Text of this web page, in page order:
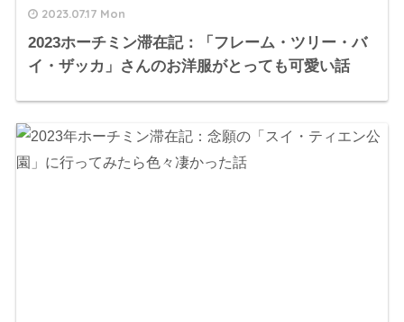
2023.07.17 Mon
2023ホーチミン滞在記：「フレーム・ツリー・バ
イ・ザッカ」さんのお洋服がとっても可愛い話